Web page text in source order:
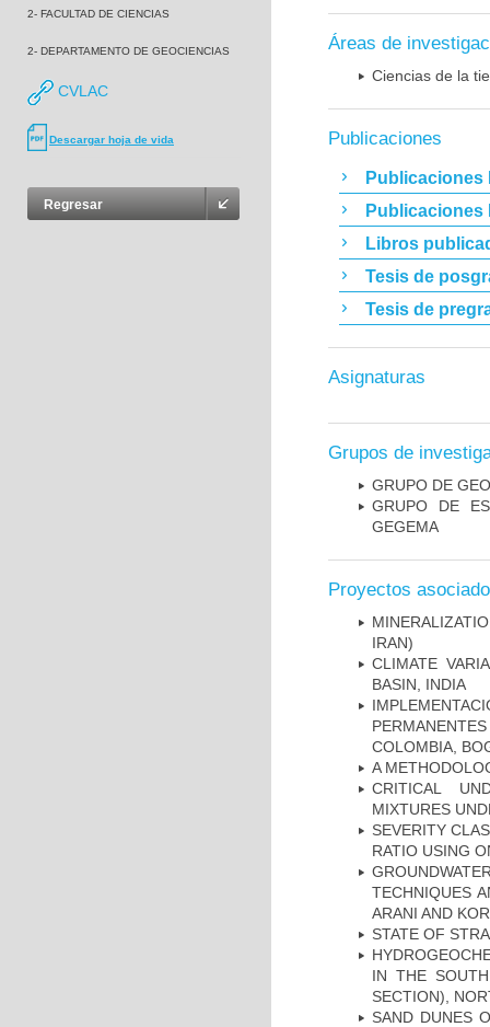
2- FACULTAD DE CIENCIAS
2- DEPARTAMENTO DE GEOCIENCIAS
CVLAC
Descargar hoja de vida
Regresar
Áreas de
Ciencias de la
Publicaciones
Publicaciones
Publicaciones
Libros
Tesis de
Tesis de
Asignaturas
Grupos de
GRUPO DE
GRUPO DE
GEGEMA
Proyectos
IRAN)
CLIMATE
BASIN, INDIA
COLOMBIA,
A
CRITICAL
MIXTURES
SEVERITY
RATIO USING
TECHNIQUES
ARANI AND
STATE OF
IN THE
SECTION),
SAND DUNES